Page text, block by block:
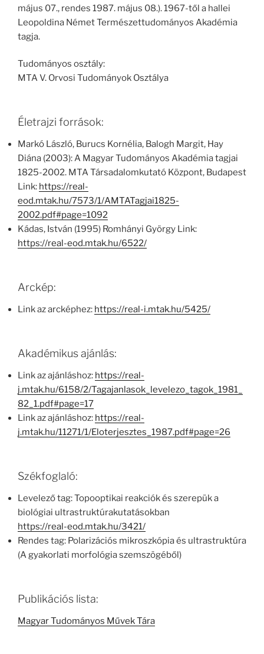
május 07., rendes 1987. május 08.). 1967-től a hallei
Leopoldina Német Természettudományos Akadémia
tagja.
Tudományos osztály:
MTA V. Orvosi Tudományok Osztálya
Életrajzi források:
Markó László, Burucs Kornélia, Balogh Margit, Hay
Diána (2003): A Magyar Tudományos Akadémia tagjai
1825-2002. MTA Társadalomkutató Központ, Budapest
Link: https://real-
eod.mtak.hu/7573/1/AMTATagjai1825-
2002.pdf#page=1092
Kádas, István (1995) Romhányi György Link:
https://real-eod.mtak.hu/6522/
Arckép:
Link az arcképhez: https://real-i.mtak.hu/5425/
Akadémikus ajánlás:
Link az ajánláshoz: https://real-
j.mtak.hu/6158/2/Tagajanlasok_levelezo_tagok_1981_
82_1.pdf#page=17
Link az ajánláshoz: https://real-
j.mtak.hu/11271/1/Eloterjesztes_1987.pdf#page=26
Székfoglaló:
Levelező tag: Topooptikai reakciók és szerepük a
biológiai ultrastruktúrakutatásokban
https://real-eod.mtak.hu/3421/
Rendes tag: Polarizációs mikroszkópia és ultrastruktúra
(A gyakorlati morfológia szemszögéből)
Publikációs lista:
Magyar Tudományos Művek Tára